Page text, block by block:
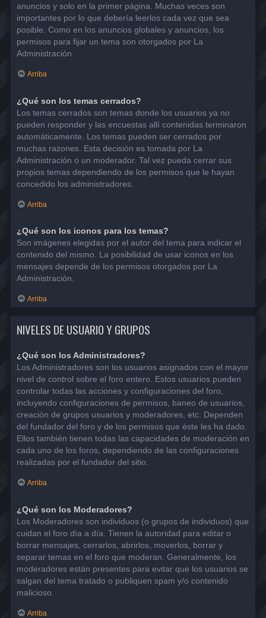
anuncios y solo en la primer página. Muchas veces son
importantes por lo que debería leerlos cada vez que sea
posible. Como en los anuncios globales y anuncios, los
permisos para fijar un tema son otorgados por La
Administración.
Arriba
¿Qué son los temas cerrados?
Los temas cerrados son temas donde los usuarios ya no
pueden responder y las encuestas allí contenidas terminaron
automáticamente. Los temas pueden ser cerrados por
muchas razones. Esta decisión es tomada por La
Administración o un moderador. Tal vez pueda cerrar sus
propios temas dependiendo de los permisos que le hayan
concedido los administradores.
Arriba
¿Qué son los iconos para los temas?
Son imágenes elegidas por el autor del tema para indicar el
contenido del mismo. La posibilidad de usar iconos en los
mensajes depende de los permisos otorgados por La
Administración.
Arriba
NIVELES DE USUARIO Y GRUPOS
¿Qué son los Administradores?
Los Administradores son los usuarios asignados con el mayor
nivel de control sobre el foro entero. Estos usuarios pueden
controlar todas las acciones y configuraciones del foro,
incluyendo configuraciones de permisos, baneo de usuarios,
creación de grupos usuarios y moderadores, etc. Dependen
del fundador del foro y de los permisos que éste les ha dado.
Ellos también tienen todas las capacidades de moderación en
cada uno de los foros, dependiendo de las configuraciones
realizadas por el fundador del sitio.
Arriba
¿Qué son los Moderadores?
Los Moderadores son individuos (o grupos de individuos) que
cuidan el foro día a día. Tienen la autoridad para editar o
borrar mensajes, cerrarlos, abrirlos, moverlos, borrar y
separar temas en el foro que moderan. Generalmente, los
moderadores están presentes para evitar que los usuarios se
salgan del tema tratado o publiquen spam y/o contenido
malicioso.
Arriba